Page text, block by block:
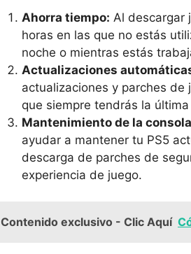
Ahorra tiempo: Al descargar
horas en las que no estás
noche o mientras estás
Actualizaciones
actualizaciones y parches
que siempre tendrás la
Mantenimiento de la
ayudar a mantener tu PS5
descarga de parches de
experiencia de juego.
Contenido exclusivo - Clic Aquí